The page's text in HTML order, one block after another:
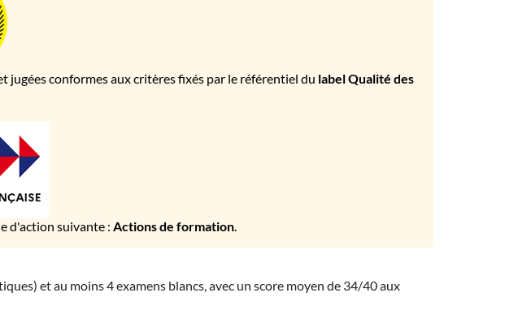
jugées conformes aux critères fixés par le référentiel du label Qualité des
d'action suivante : Actions de formation.
et au moins 4 examens blancs, avec un score moyen de 34/40 aux